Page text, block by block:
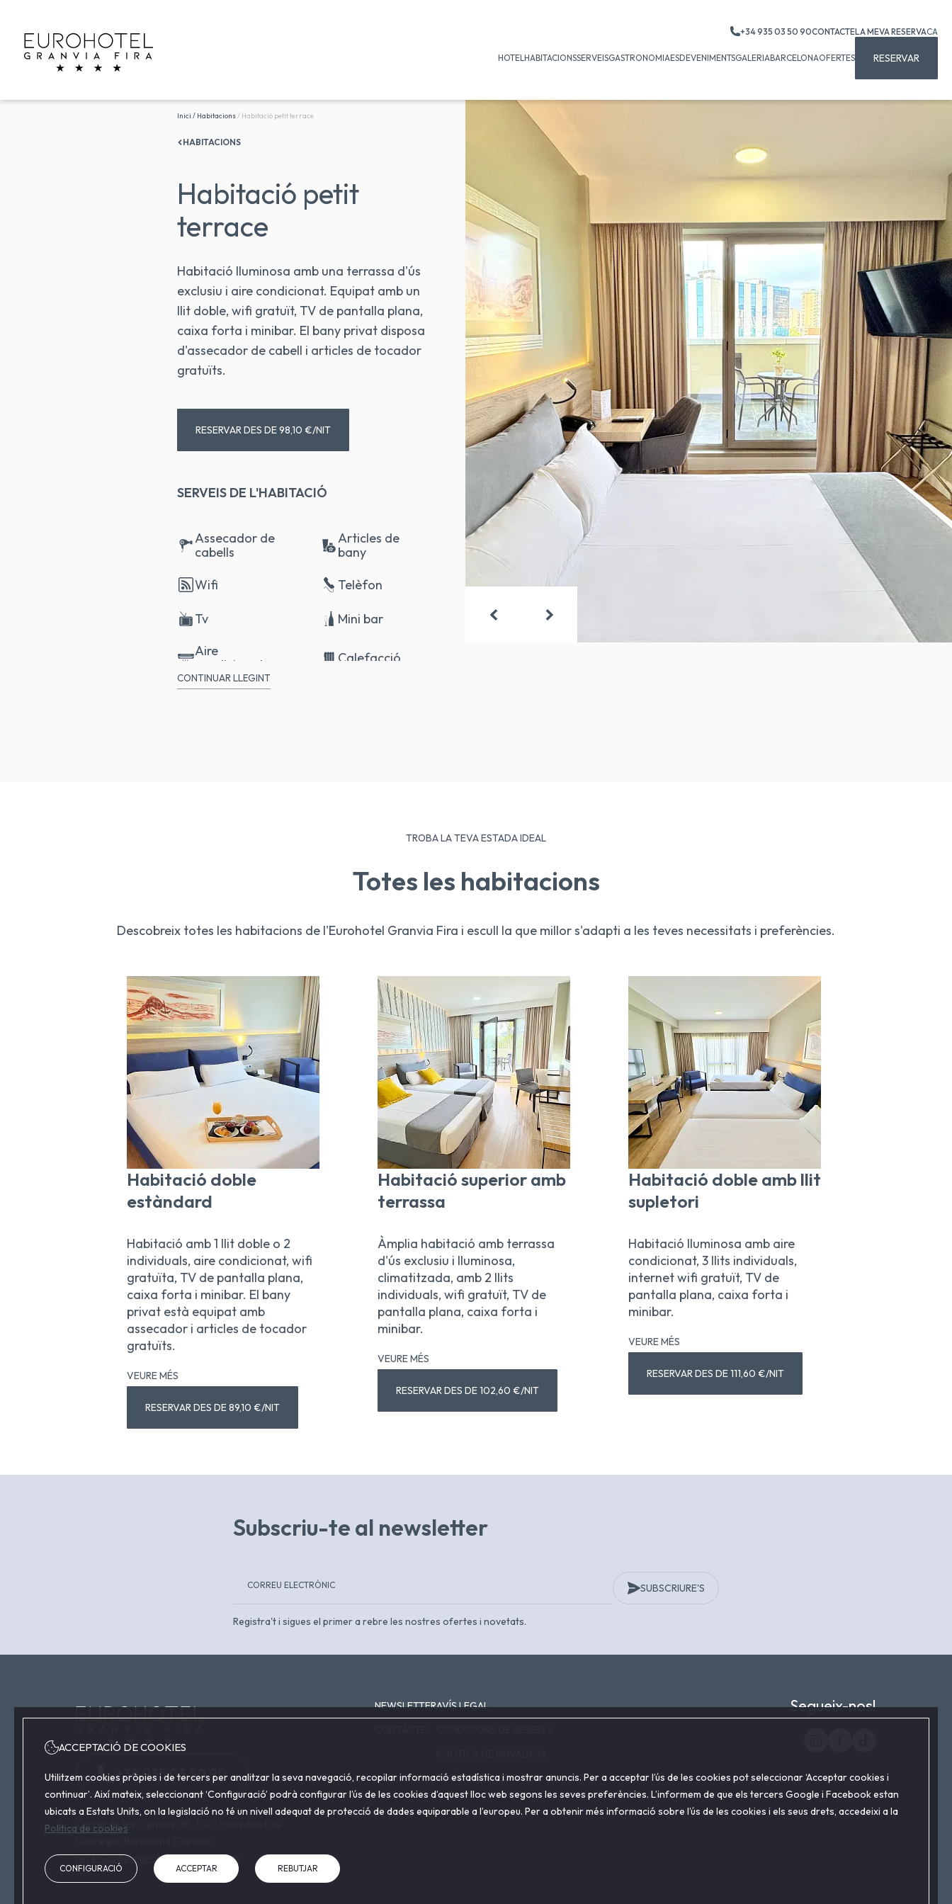
+34 935 03 50 90CONTACTELA MEVA RESERVACA
HOTEL HABITACIONSSERVEISGASTRONOMIAESDEVENIMENTSGALERIABARCELONAOFERTES RESERVAR
Inici / Habitacions/ Habitació petit terrace
HABITACIONS
Habitació petit
terrace
Habitació lluminosa amb una terrassa d'ús
exclusiu i aire condicionat. Equipat amb un
llit doble, wifi gratuït, TV de pantalla plana,
caixa forta i minibar. El bany privat disposa
d'assecador de cabell i articles de tocador
gratuïts.
RESERVAR DES DE 98,10 €/NIT
SERVEIS DE L'HABITACIÓ
Assecador de
cabells
Articles de
bany
Wifi
Telèfon
Tv
Mini bar
Aire
condicionat
Calefacció
CONTINUAR LLEGINT
TROBA LA TEVA ESTADA IDEAL
Totes les habitacions
Descobreix totes les habitacions de l'Eurohotel Granvia Fira i escull la que millor s'adapti a les teves necessitats i preferències.
Habitació doble
estàndard
Habitació amb 1 llit doble o 2
individuals, aire condicionat, wifi
gratuïta, TV de pantalla plana,
caixa forta i minibar. El bany
privat està equipat amb
assecador i articles de tocador
gratuïts.
VEURE MÉS
RESERVAR DES DE 89,10 €/NIT
Habitació superior amb
terrassa
Àmplia habitació amb terrassa
d'ús exclusiu i lluminosa,
climatitzada, amb 2 llits
individuals, wifi gratuït, TV de
pantalla plana, caixa forta i
minibar.
VEURE MÉS
RESERVAR DES DE 102,60 €/NIT
Habitació doble amb llit
supletori
Habitació lluminosa amb aire
condicionat, 3 llits individuals,
internet wifi gratuït, TV de
pantalla plana, caixa forta i
minibar.
VEURE MÉS
RESERVAR DES DE 111,60 €/NIT
Subscriu-te al newsletter
SUBSCRIURE'S
Registra't i sigues el primer a rebre les nostres ofertes i novetats.
+34 935 03 50 90
NEWSLETTERAVÍS LEGAL
POLÍTICA DE COOKIES
Segueix-nos!
Carrer de les Ciències, 98, 100 L'Hospitalet de
reservas@eurohotelgranviafira.com
ACCEPTACIÓ DE COOKIES
Utilitzem cookies pròpies i de tercers per analitzar la seva navegació, recopilar informació estadística i mostrar anuncis. Per a acceptar l’ús de les cookies pot seleccionar ‘Acceptar cookies i
continuar’. Així mateix, seleccionant ‘Configuració’ podrà configurar l’ús de les cookies d’aquest lloc web segons les seves preferències. L’informem de que els tercers Google i Facebook estan
ubicats a Estats Units, on la legislació no té un nivell adequat de protecció de dades equiparable a l’europeu. Per a obtenir més informació sobre l’ús de les cookies i els seus drets, accedeixi a la
Política de cookies
CONFIGURACIÓ ACCEPTAR REBUTJAR